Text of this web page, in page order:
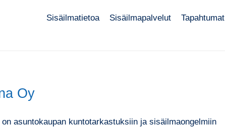
Sisäilmatietoa Sisäilmapalvelut Tapahtumat
Oy
on asuntokaupan kuntotarkastuksiin ja sisäilmaongelmiin